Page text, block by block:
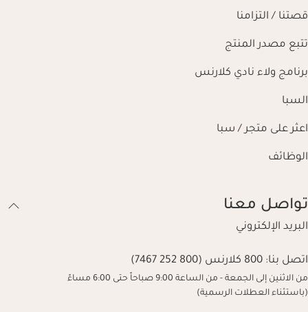
قصتنا / التزامنا
تتبع مصدر المنتج
برنامج ولاء نادي كلارنس
السبا
اعثر على متجر / سبا
الوظائف
تواصل معنا
البريد الإلكتروني
اتصل بنا: 800 كلارنس (800 252 7467)
من الاثنين إلى الجمعة - من الساعة 9:00 صباحاً حتى 6:00 مساءً
(باستثناء العطلات الرسمية)